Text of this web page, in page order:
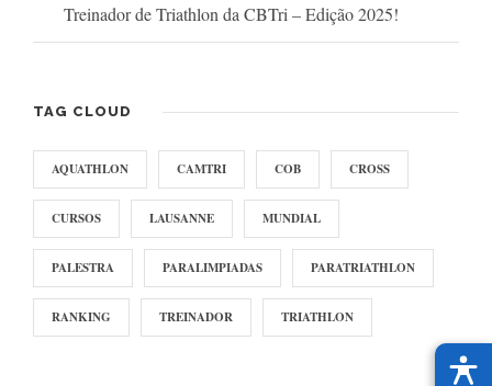
Treinador de Triathlon da CBTri – Edição 2025!
TAG CLOUD
AQUATHLON CAMTRI COB CROSS
CURSOS LAUSANNE MUNDIAL
PALESTRA PARALIMPIADAS PARATRIATHLON
RANKING TREINADOR TRIATHLON